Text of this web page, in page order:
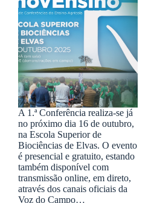
A 1.ª Conferência realiza-se já
no próximo dia 16 de outubro,
na Escola Superior de
Biociências de Elvas. O evento
é presencial e gratuito, estando
também disponível com
transmissão online, em direto,
através dos canais oficiais da
Voz do Campo…